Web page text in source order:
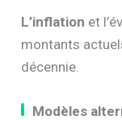
L’inflation et
montants
décennie.
Modèles